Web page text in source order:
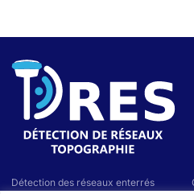
Détection des réseaux enterrés